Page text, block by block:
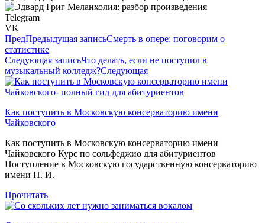
Telegram
VK
ПредПредыдущая записьСмерть в опере: поговорим о
статистике
Следующая записьЧто делать, если не поступил в
музыкальный колледж?Следующая
Как поступить в Московскую консерваторию имени
Чайковского
Как поступить в Московскую консерваторию имени
Чайковского Курс по сольфеджио для абитуриентов
Поступление в Московскую государственную консерваторию
имени П. И.
Прочитать